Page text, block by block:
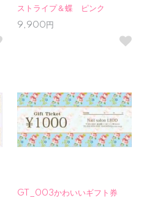
ストライプ＆蝶 ピンク
9,900円
GT_003かわいいギフト券